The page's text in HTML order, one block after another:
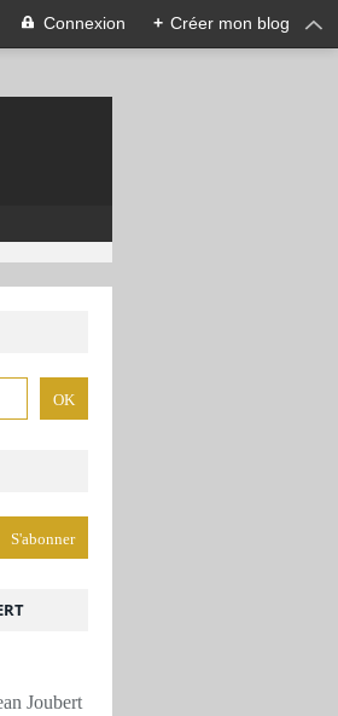
Connexion + Créer mon blog
Joubert